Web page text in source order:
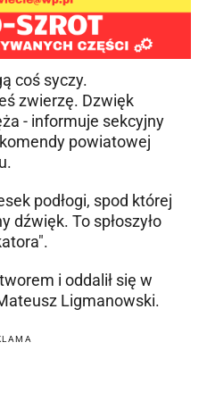
coś syczy.
zwierzę. Dzwięk
- informuje sekcyjny
powiatowej
podłogi, spod której
dźwięk. To spłoszyło
i oddalił się w
Ligmanowski.